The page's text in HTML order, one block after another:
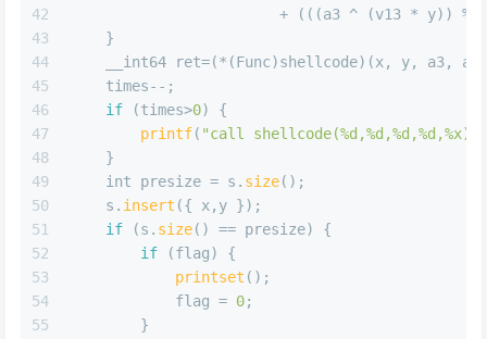
42
43
44
45
46
47
48
49
50
51
52
53
54
55
                        + (((a3 ^ (v13 * y)) %
    }
__int64 ret=(*(Func)shellcode)(x, y, a3,
    times--;
if (times>0) {
printf( "call shellcode(%d,%d,%d,%d,%x)
    }
int presize = s. size();
    s.
insert ({ x,y });
if (s. size() == presize) {
if (flag) {
printset ();
            flag =
0;
        }